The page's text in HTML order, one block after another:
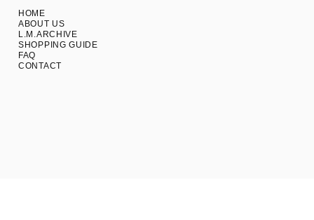
HOME
ABOUT US
L.M.ARCHIVE
SHOPPING GUIDE
FAQ
CONTACT